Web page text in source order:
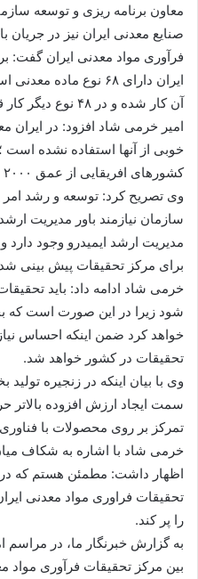
معاون برنامه ریزی و توسعه
صنایع معدنی ایران نیز در جریان
فرآوری مواد معدنی ایران
آن كار شده و در ۴۸ نوع دیگر كار قابل توجهی صورت نگرفته است.
امیر خرمی شاد افزود: در ایران
خوبی از آنها استفاده نشده است
كشورهای افریقایی از عمق ۲۰۰۰ متری طلا استخراج می كند.
وی تصریح كرد: توسعه و رشد
سازمان نیازمند باور مدیریت
مدیریت ارشد ایمیدرو وجود دارد
برای مركز تحقیقات پیش بینی
خرمی شاد ادامه داد: باید
شود زیرا در این صورت است كه
خواهد كرد ضمن اینكه احساس
تحقیقات در كشور خواهد شد.
وی با بیان اینكه در زنجیره
سمت ایجاد ارزش افزوده بالاتر
تمركز بر روی محصولات با
خرمی شاد با اشاره به شكاف
اظهار داشت: مطمئن هستم كه در
تحقیقات فراوری مواد معدنی
را پر كند.
به گزارش خبرنگار ما، در مراسم
بین مركز تحقیقات فرآوری مواد